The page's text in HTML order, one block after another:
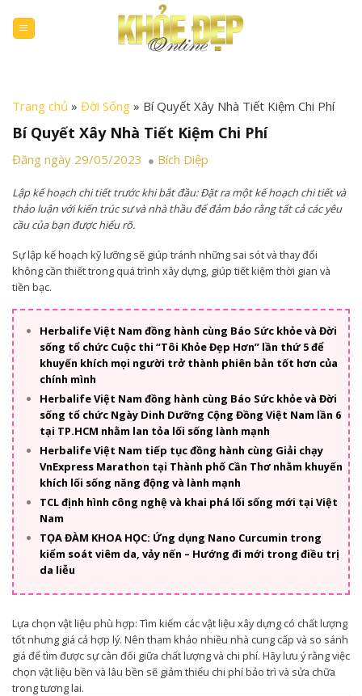
content
Trang chủ » Đời Sống » Bí Quyết Xây Nhà Tiết Kiệm Chi Phí
Bí Quyết Xây Nhà Tiết Kiệm Chi Phí
Đăng ngày 29/05/2023 Bích Diệp
Lập kế hoạch chi tiết trước khi bắt đầu: Đặt ra một kế hoạch chi tiết và
thảo luận với kiến trúc sư và nhà thầu để đảm bảo rằng tất cả các yêu
cầu của bạn được hiểu rõ.
Sự lập kế hoạch kỹ lưỡng sẽ giúp tránh những sai sót và thay đổi
không cần thiết trong quá trình xây dựng, giúp tiết kiệm thời gian và
tiền bạc.
Herbalife Việt Nam đồng hành cùng Báo Sức khỏe và Đời
sống tổ chức Cuộc thi “Tôi Khỏe Đẹp Hơn” lần thứ 5 để
khuyến khích mọi người trở thành phiên bản tốt hơn của
chính mình
Herbalife Việt Nam đồng hành cùng Báo Sức khỏe và Đời
sống tổ chức Ngày Dinh Dưỡng Cộng Đồng Việt Nam lần 6
tại TP.HCM nhằm lan tỏa lối sống lành mạnh
Herbalife Việt Nam tiếp tục đồng hành cùng Giải chạy
VnExpress Marathon tại Thành phố Cần Thơ nhằm khuyến
khích lối sống năng động và lành mạnh
TCL định hình công nghệ và khai phá lối sống mới tại Việt
Nam
TỌA ĐÀM KHOA HỌC: Ứng dụng Nano Curcumin trong
kiểm soát viêm da, vảy nến – Hướng đi mới trong điều trị
da liễu
Lựa chọn vật liệu phù hợp: Tìm kiếm các vật liệu xây dựng có chất lượng
tốt nhưng giá cả hợp lý. Nên tham khảo nhiều nhà cung cấp và so sánh
giá để tìm được sự cân đối giữa chất lượng và chi phí. Hãy lưu ý rằng việc
chọn vật liệu bền và lâu bền sẽ giảm thiểu chi phí bảo trì và sửa chữa
trong tương lai.